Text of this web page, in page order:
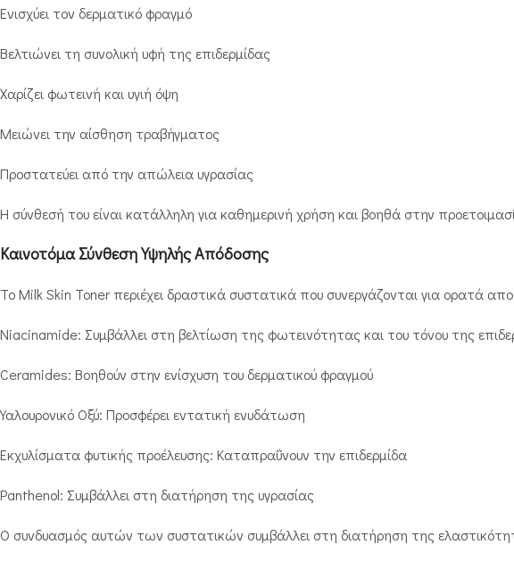
Ενισχύει τον δερματικό φραγμό
Βελτιώνει τη συνολική υφή της επιδερμίδας
Χαρίζει φωτεινή και υγιή όψη
Μειώνει την αίσθηση τραβήγματος
Προστατεύει από την απώλεια υγρασίας
Η σύνθεσή του είναι κατάλληλη για καθημερινή χρήση και βοηθά στην
Καινοτόμα Σύνθεση Υψηλής Απόδοσης
Το Milk Skin Toner περιέχει δραστικά συστατικά που συνεργάζονται για ορατά
Niacinamide: Συμβάλλει στη βελτίωση της φωτεινότητας και του τόνου της
Ceramides: Βοηθούν στην ενίσχυση του δερματικού φραγμού
Υαλουρονικό Οξύ: Προσφέρει εντατική ενυδάτωση
Εκχυλίσματα φυτικής προέλευσης: Καταπραΰνουν την επιδερμίδα
Panthenol: Συμβάλλει στη διατήρηση της υγρασίας
Ο συνδυασμός αυτών των συστατικών συμβάλλει στη διατήρηση της